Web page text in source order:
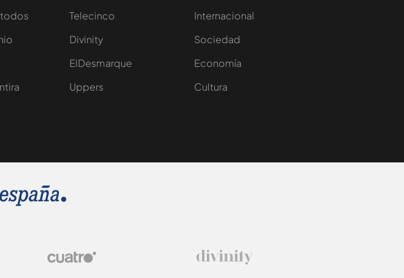
Telecinco
Divinity
ElDesmarque
Uppers
Internacional
Sociedad
Economía
Cultura